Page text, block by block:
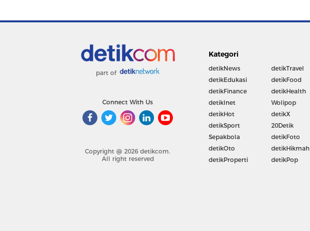
part of
Connect With Us
Copyright @ 2026 detikcom.
All right reserved
Kategori
detikNews
detikEdukasi
detikFinance
detikInet
detikHot
detikSport
Sepakbola
detikOto
detikProperti
detikTravel
detikFood
detikHealth
Wolipop
detikX
20Detik
detikFoto
detikHikmah
detikPop